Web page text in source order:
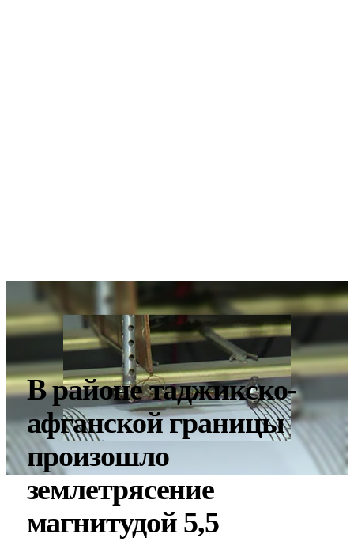
В районе таджикско-
афганской границы
произошло
землетрясение
магнитудой 5,5